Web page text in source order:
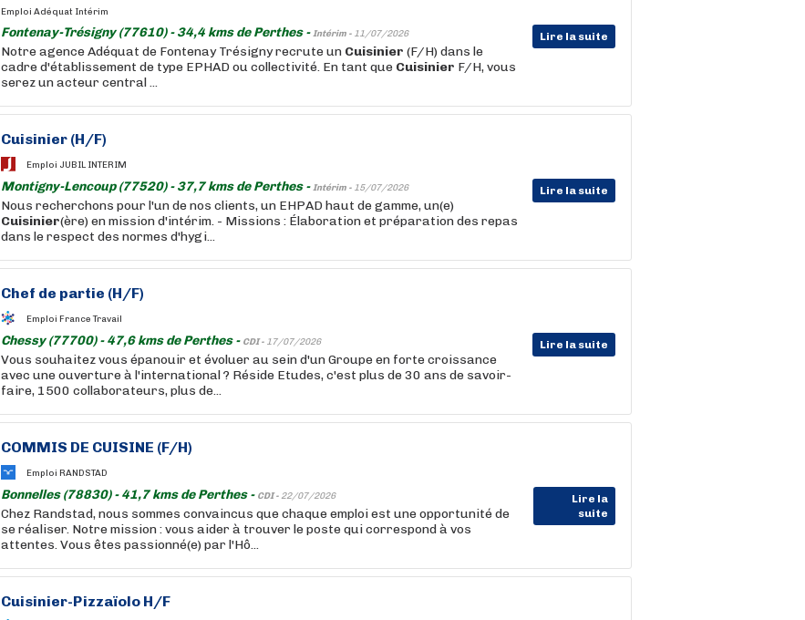
Emploi Adéquat Intérim
Fontenay-Trésigny (77610) - 34,4 kms de Perthes -Intérim - 11/07/2026 Lire la suite
Notre agence Adéquat de Fontenay Trésigny recrute un Cuisinier (F/H) dans le
cadre d'établissement de type EPHAD ou collectivité. En tant que Cuisinier F/H, vous
serez un acteur central ...
Cuisinier (H/F)
Emploi JUBIL INTERIM
Montigny-Lencoup (77520) - 37,7 kms de Perthes -Intérim - 15/07/2026 Lire la suite
Nous recherchons pour l'un de nos clients, un EHPAD haut de gamme, un(e)
Cuisinier(ère) en mission d'intérim. - Missions : Élaboration et préparation des repas
dans le respect des normes d'hygi...
Chef de partie (H/F)
Emploi France Travail
Chessy (77700) - 47,6 kms de Perthes - CDI - 17/07/2026 Lire la suite
Vous souhaitez vous épanouir et évoluer au sein d'un Groupe en forte croissance
avec une ouverture à l'international ? Réside Etudes, c'est plus de 30 ans de savoir-
faire, 1500 collaborateurs, plus de...
COMMIS DE CUISINE (F/H)
Emploi RANDSTAD
Bonnelles (78830) - 41,7 kms de Perthes - CDI - 22/07/2026
Lire la
suite
Chez Randstad, nous sommes convaincus que chaque emploi est une opportunité de
se réaliser. Notre mission : vous aider à trouver le poste qui correspond à vos
attentes. Vous êtes passionné(e) par l'Hô...
Cuisinier-Pizzaïolo H/F